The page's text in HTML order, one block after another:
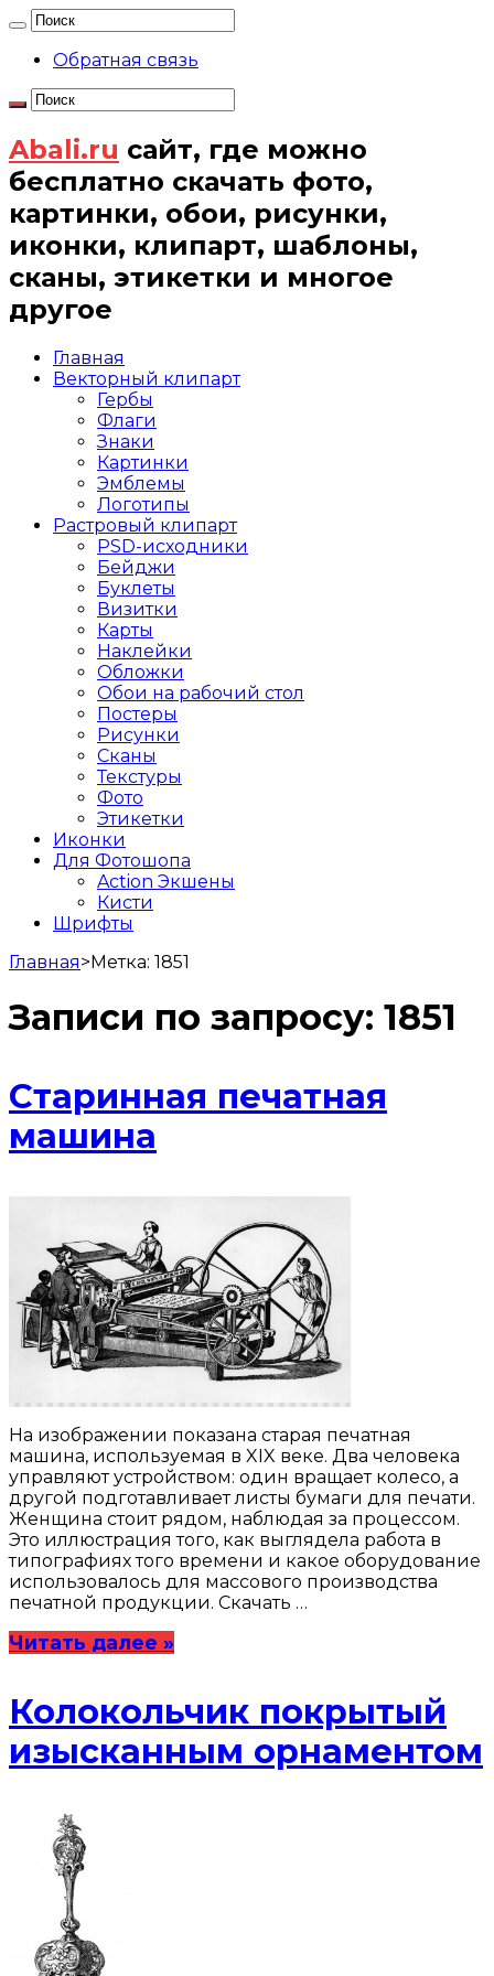
Обратная связь
Abali.ru сайт, где можно
бесплатно скачать фото,
картинки, обои, рисунки,
иконки, клипарт, шаблоны,
сканы, этикетки и многое
другое
Главная
Векторный клипарт
Гербы
Флаги
Знаки
Картинки
Эмблемы
Логотипы
Растровый клипарт
PSD-исходники
Бейджи
Буклеты
Визитки
Карты
Наклейки
Обложки
Обои на рабочий стол
Постеры
Рисунки
Сканы
Текстуры
Фото
Этикетки
Иконки
Для Фотошопа
Action Экшены
Кисти
Шрифты
Главная>Метка: 1851
Записи по запросу: 1851
Старинная печатная
машина
На изображении показана старая печатная
машина, используемая в XIX веке. Два человека
управляют устройством: один вращает колесо, а
другой подготавливает листы бумаги для печати.
Женщина стоит рядом, наблюдая за процессом.
Это иллюстрация того, как выглядела работа в
типографиях того времени и какое оборудование
использовалось для массового производства
печатной продукции. Скачать …
Читать далее »
Колокольчик покрытый
изысканным орнаментом